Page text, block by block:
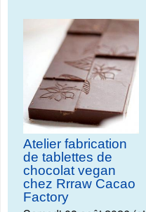
Atelier fabrication
de tablettes de
chocolat vegan
chez Rrraw Cacao
Factory